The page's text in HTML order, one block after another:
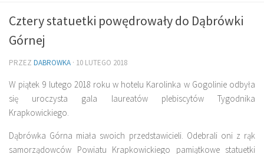
Cztery statuetki powędrowały do Dąbrówki
Górnej
PRZEZ DABROWKA · 10 LUTEGO 2018
W piątek 9 lutego 2018 roku w hotelu Karolinka w Gogolinie odbyła
się uroczysta gala laureatów plebiscytów Tygodnika
Krapkowickiego.
Dąbrówka Górna miała swoich przedstawicieli. Odebrali oni z rąk
samorządowców Powiatu Krapkowickiego pamiątkowe statuetki